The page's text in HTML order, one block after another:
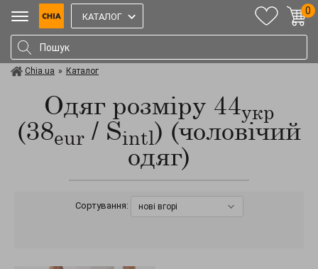
КАТАЛОГ
0
Chia.ua » Каталог
Одяг розміру 44укр
(38eur / Sintl) (чоловічий
одяг)
Сортування: нові вгорі